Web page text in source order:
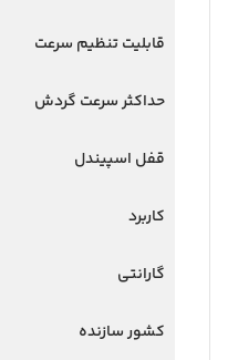
قابلیت تنظیم سرعت
حداکثر سرعت گردش
قفل اسپیندل
کاربرد
گارانتی
کشور سازنده